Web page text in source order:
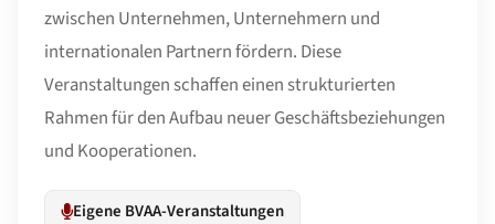
zwischen Unternehmen, Unternehmern und
internationalen Partnern fördern. Diese
Veranstaltungen schaffen einen strukturierten
Rahmen für den Aufbau neuer Geschäftsbeziehungen
und Kooperationen.
Eigene BVAA-Veranstaltungen